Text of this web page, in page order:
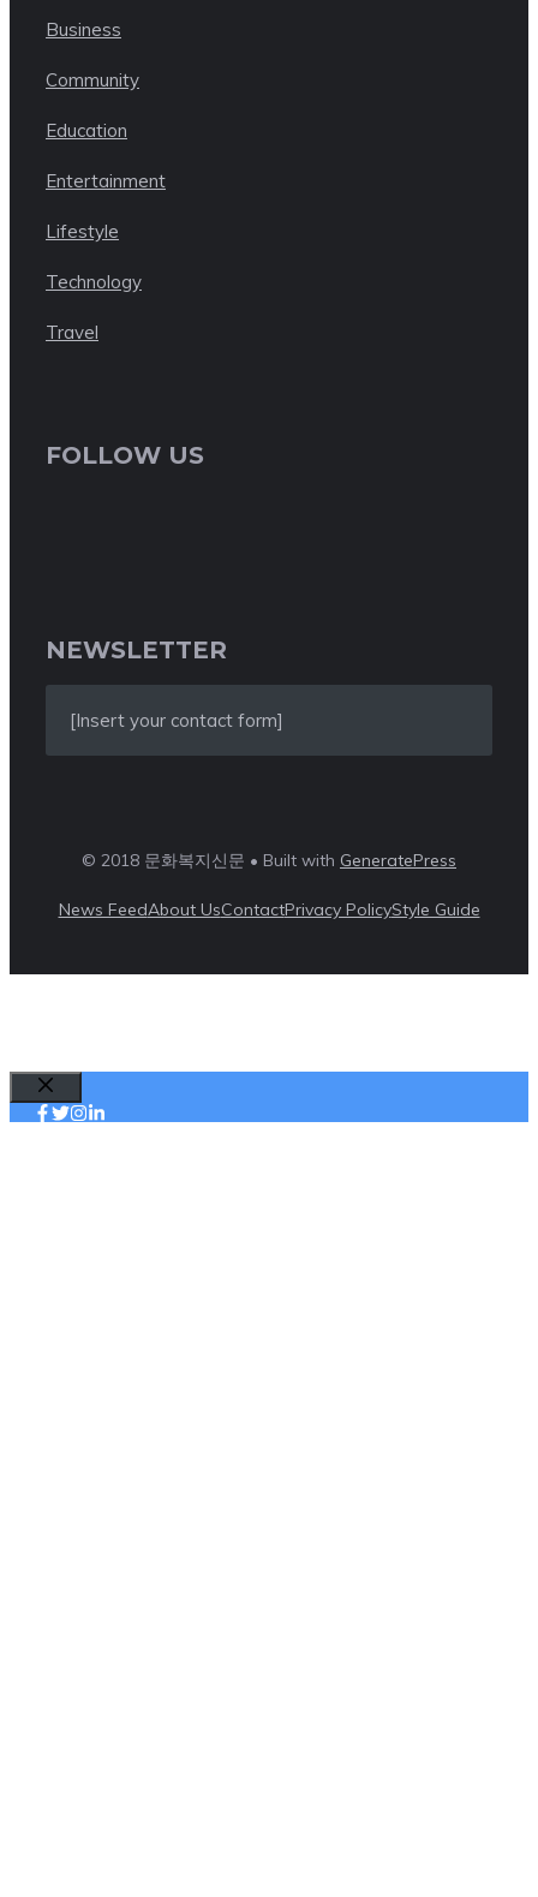
Business
Community
Education
Entertainment
Lifestyle
Technology
Travel
FOLLOW US
NEWSLETTER
[Insert your contact form]
© 2018 문화복지신문 • Built with GeneratePress
News FeedAbout UsContactPrivacy PolicyStyle Guide
Close